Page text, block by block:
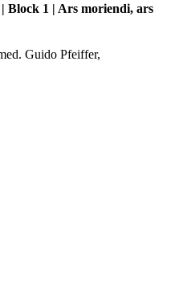
Block 1 | Ars moriendi, ars
Guido Pfeiffer,